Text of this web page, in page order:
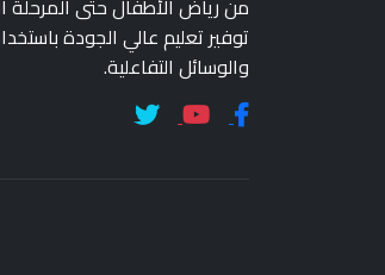
توفير تعليم عالي الجودة
والوسائل التفاعلية.